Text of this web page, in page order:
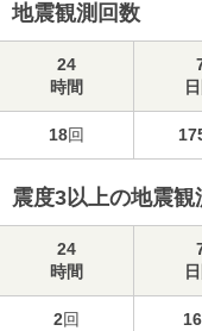
地震観測回数
24
時間
18回
震度3以上の地震観
24
時間
2回 16